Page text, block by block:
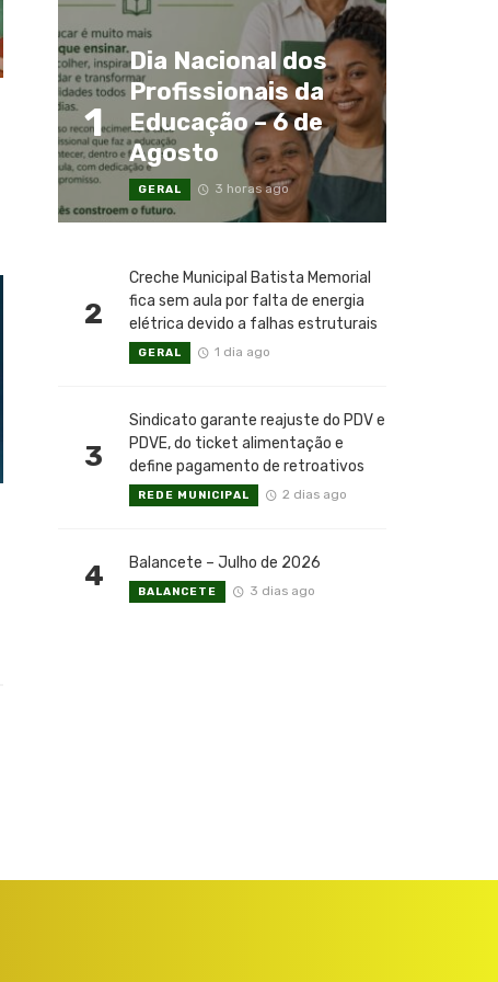
1
Dia Nacional dos
Profissionais da
Educação – 6 de
Agosto
GERAL 3 horas ago
2
Creche Municipal Batista Memorial
fica sem aula por falta de energia
elétrica devido a falhas estruturais
GERAL 1 dia ago
3
Sindicato garante reajuste do PDV e
PDVE, do ticket alimentação e
define pagamento de retroativos
REDE MUNICIPAL 2 dias ago
4 Balancete – Julho de 2026
BALANCETE 3 dias ago